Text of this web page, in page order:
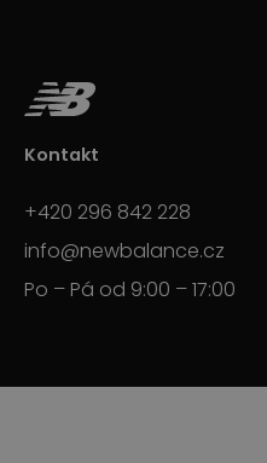
Kontakt
+420 296 842 228
info@newbalance.cz
Po – Pá od 9:00 – 17:00